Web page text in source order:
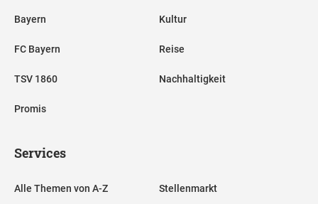
Bayern
FC Bayern
TSV 1860
Promis
Kultur
Reise
Nachhaltigkeit
Services
Alle Themen von A-Z Stellenmarkt